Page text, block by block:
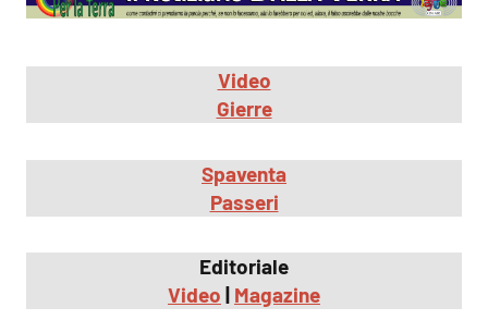
Video
Gierre
Spaventa
Passeri
Editoriale
Video | Magazine